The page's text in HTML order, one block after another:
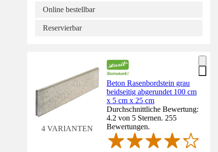
Online bestellbar
Reservierbar
4 VARIANTEN
Beton Rasenbordstein grau
beidseitig abgerundet 100 cm
x 5 cm x 25 cm
Durchschnittliche Bewertung:
4.2 von 5 Sternen. 255
Bewertungen.